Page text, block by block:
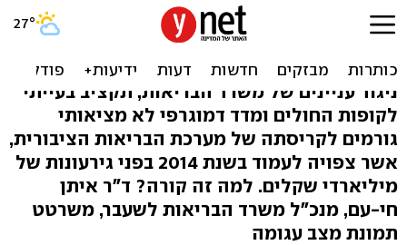
משהו רע קורה בקופות
החולים - ואתם לא יודעים
ניגוד עניינים של משרד הבריאות, תקציב בעייתי
לקופות החולים ומדד דמוגרפי לא מציאותי
גורמים לקריסתה של מערכת הבריאות הציבורית,
אשר צפויה לעמוד בשנת 2014 בפני גירעונות של
מיליארדי שקלים. למה זה קורה? ד"ר איתן
חי-עם, מנכ"ל משרד הבריאות לשעבר, משרטט
תמונת מצב עגומה